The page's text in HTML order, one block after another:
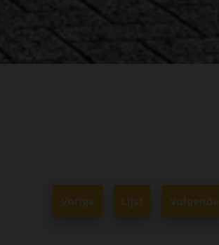
Vorige Lijst Volgende